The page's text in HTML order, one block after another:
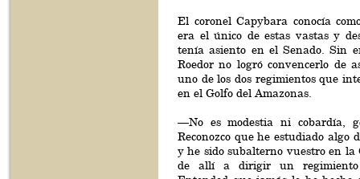
El coronel Capybara conocía
era el único de estas vastas y
tenía asiento en el Senado. Sin
Roedor no logró convencerlo de
uno de los dos regimientos que
en el Golfo del Amazonas.
—No es modestia ni cobardía,
Reconozco que he estudiado algo
y he sido subalterno vuestro en
de allí a dirigir un